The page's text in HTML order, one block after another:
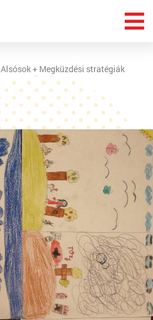
Alsósok + Megküzdési stratégiák